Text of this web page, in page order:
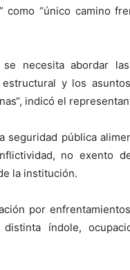
“único camino
se necesita abordar
y los
indicó el
seguridad pública
no exento
la institución.
por
índole,